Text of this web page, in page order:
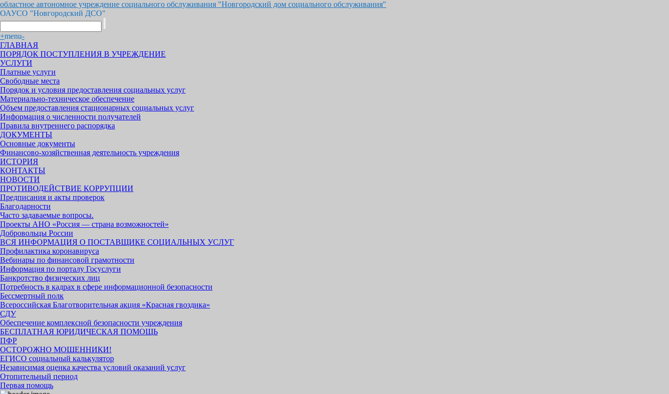
областное автономное учреждение социального обслуживания "Новгородский дом социального обслуживания"
ОАУСО "Новгородский ДСО"
+menu-
ГЛАВНАЯ
ПОРЯДОК ПОСТУПЛЕНИЯ В УЧРЕЖДЕНИЕ
УСЛУГИ
Платные услуги
Свободные места
Порядок и условия предоставления социальных услуг
Материально-техническое обеспечение
Объем предоставления стационарных социальных услуг
Информация о численности получателей
Правила внутреннего распорядка
ДОКУМЕНТЫ
Основные документы
Финансово-хозяйственная деятельность учреждения
ИСТОРИЯ
КОНТАКТЫ
НОВОСТИ
ПРОТИВОДЕЙСТВИЕ КОРРУПЦИИ
Предписания и акты проверок
Благодарности
Часто задаваемые вопросы.
Проекты АНО «Россия — страна возможностей»
Добровольцы России
ВСЯ ИНФОРМАЦИЯ О ПОСТАВЩИКЕ СОЦИАЛЬНЫХ УСЛУГ
Профилактика коронавируса
Вебинары по финансовой грамотности
Информация по порталу Госуслуги
Банкротство физических лиц
Потребность в кадрах в сфере информационной безопасности
Бессмертный полк
Всероссийская Благотворительная акция «Красная гвоздика»
СДУ
Обеспечение комплексной безопасности учреждения
БЕСПЛАТНАЯ ЮРИДИЧЕСКАЯ ПОМОЩЬ
ПФР
ОСТОРОЖНО МОШЕННИКИ!
ЕГИСО социальный калькулятор
Независимая оценка качества условий оказаний услуг
Отопительный период
Первая помощь